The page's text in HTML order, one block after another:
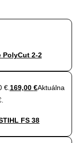
PolyCut 2-2
€.169,00 €Aktuálna
FS 38